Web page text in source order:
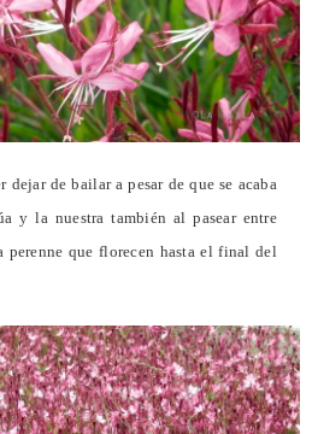
dejar de bailar a pesar de que se acaba
y la nuestra también al pasear entre
perenne que florecen hasta el final del